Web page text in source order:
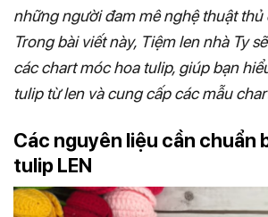
những người đam mê nghệ thuật thủ
Trong bài viết này, Tiệm len nhà Ty
các chart móc hoa tulip, giúp bạn
tulip từ len và cung cấp các mẫu
Các nguyên liệu cần chuẩn
tulip LEN